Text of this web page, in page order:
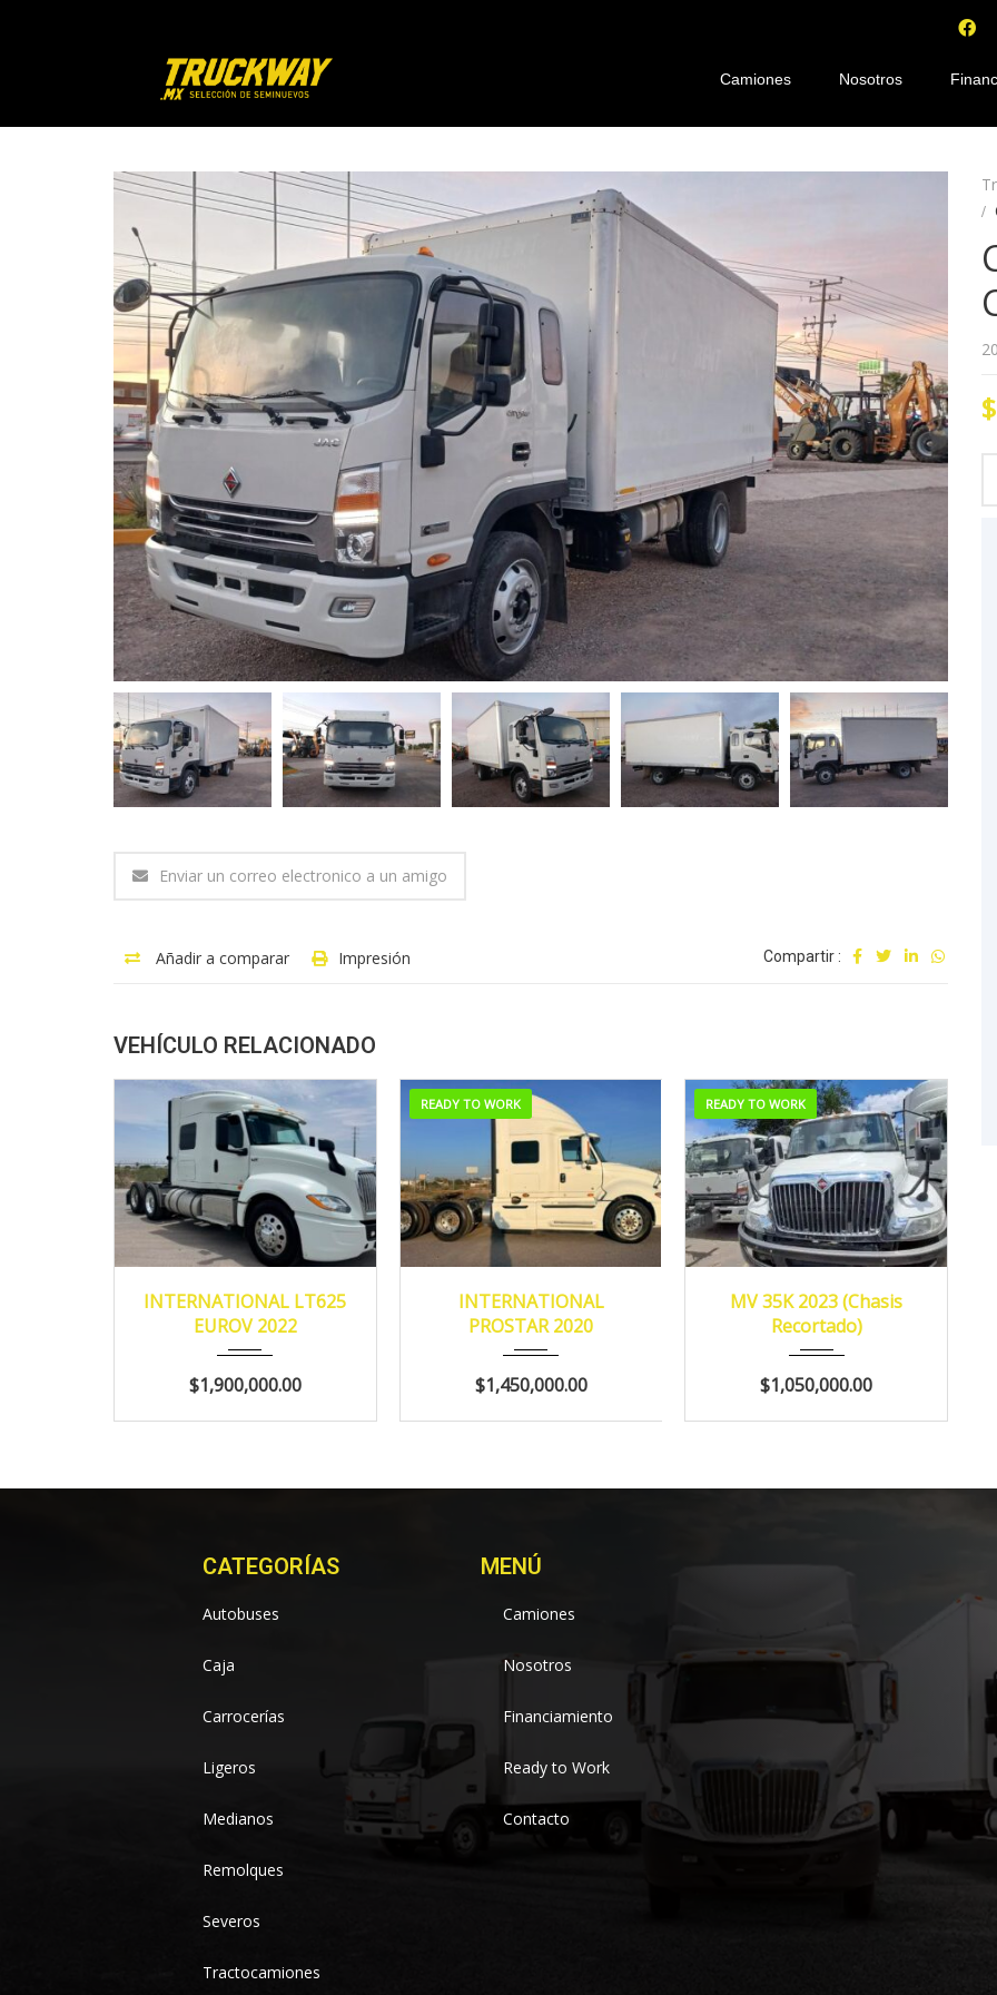
Camiones Nosotros
Enviar un correo electronico a un amigo
Añadir a comparar Impresión Compartir :
VEHÍCULO RELACIONADO
2022
MANUA...
594,192
INTERNATIONAL LT625
EUROV 2022
$1,900,000.00
READY TO WORK
2020
MANUA...
596,558
INTERNATIONAL
PROSTAR 2020
$1,450,000.00
READY TO WORK
2023
MANUA...
421,545
MV 35K 2023 (Chasis
Recortado)
$1,050,000.00
CATEGORÍAS
Autobuses
Caja
Carrocerías
Ligeros
Medianos
Remolques
Severos
Tractocamiones
MENÚ
Camiones
Nosotros
Financiamiento
Ready to Work
Contacto